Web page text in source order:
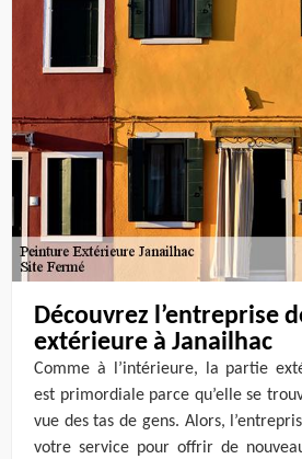
Découvrez l’entreprise
extérieure à Janailhac
Comme à l’intérieure, la partie
est primordiale parce qu’elle se
vue des tas de gens. Alors,
votre service pour offrir de